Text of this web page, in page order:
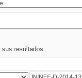
sus resultados.